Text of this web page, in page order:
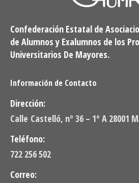
Confederación Estatal de
de Alumnos y Exalumnos de los
Universitarios De Mayores.
Información de Contacto
Dirección:
Calle Castelló, nº 36 – 1º A 28001
Teléfono:
722 256 502
Correo: